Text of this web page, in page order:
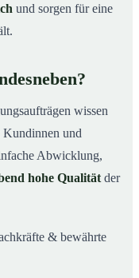
und sorgen für eine
wissen
Kundinnen und
Abwicklung,
hohe Qualität der
& bewährte